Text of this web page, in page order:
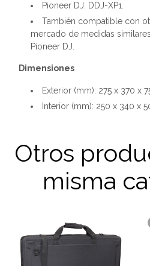
Pioneer DJ: DDJ-XP1.
También compatible con
mercado de medidas
Pioneer DJ.
Dimensiones
Exterior (mm): 275 x 370 x
Interior (mm): 250 x 340 x
Otros
misma